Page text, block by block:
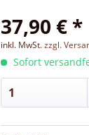
37,90 € *
inkl. MwSt.zzgl.
Sofort